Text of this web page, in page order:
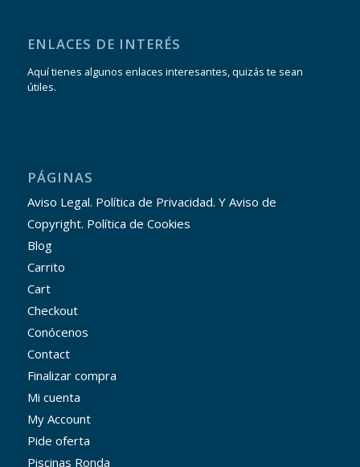
ENLACES DE INTERÉS
Aquí tienes algunos enlaces interesantes, quizás te sean
útiles.
PÁGINAS
Aviso Legal. Política de Privacidad. Y Aviso de
Copyright. Política de Cookies
Blog
Carrito
Cart
Checkout
Conócenos
Contact
Finalizar compra
Mi cuenta
My Account
Pide oferta
Piscinas Ronda